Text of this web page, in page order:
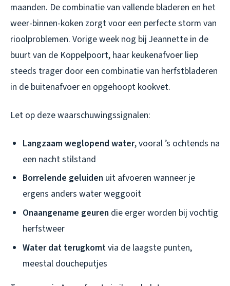
maanden. De combinatie van vallende bladeren en het
weer-binnen-koken zorgt voor een perfecte storm van
rioolproblemen. Vorige week nog bij Jeannette in de
buurt van de Koppelpoort, haar keukenafvoer liep
steeds trager door een combinatie van herfstbladeren
in de buitenafvoer en opgehoopt kookvet.
Let op deze waarschuwingssignalen:
Langzaam weglopend water, vooral ’s ochtends na
een nacht stilstand
Borrelende geluiden uit afvoeren wanneer je
ergens anders water weggooit
Onaangename geuren die erger worden bij vochtig
herfstweer
Water dat terugkomtvia de laagste punten,
meestal doucheputjes